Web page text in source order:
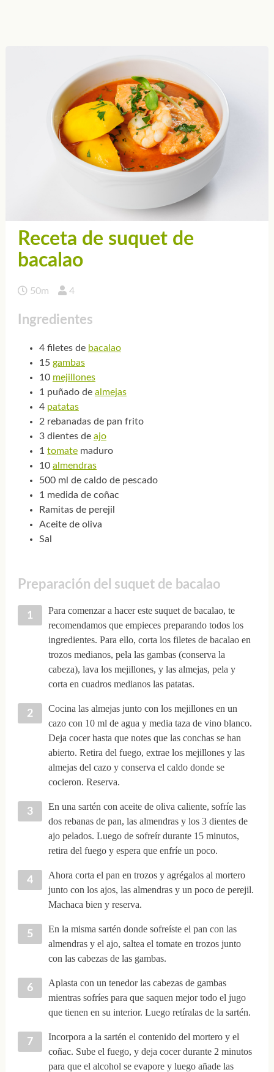
Receta de suquet de
bacalao
50m 4
Ingredientes
4 filetes de bacalao
15 gambas
10 mejillones
1 puñado de almejas
4 patatas
2 rebanadas de pan frito
3 dientes de ajo
1 tomatemaduro
10 almendras
500 ml de caldo de pescado
1 medida de coñac
Ramitas de perejil
Aceite de oliva
Sal
Preparación del suquet de bacalao
Para comenzar a hacer este suquet de bacalao, te
recomendamos que empieces preparando todos los
ingredientes. Para ello, corta los filetes de bacalao en
trozos medianos, pela las gambas (conserva la
cabeza), lava los mejillones, y las almejas, pela y
corta en cuadros medianos las patatas.
Cocina las almejas junto con los mejillones en un
cazo con 10 ml de agua y media taza de vino blanco.
Deja cocer hasta que notes que las conchas se han
abierto. Retira del fuego, extrae los mejillones y las
almejas del cazo y conserva el caldo donde se
cocieron. Reserva.
En una sartén con aceite de oliva caliente, sofríe las
dos rebanas de pan, las almendras y los 3 dientes de
ajo pelados. Luego de sofreír durante 15 minutos,
retira del fuego y espera que enfríe un poco.
Ahora corta el pan en trozos y agrégalos al mortero
junto con los ajos, las almendras y un poco de perejil.
Machaca bien y reserva.
En la misma sartén donde sofreíste el pan con las
almendras y el ajo, saltea el tomate en trozos junto
con las cabezas de las gambas.
Aplasta con un tenedor las cabezas de gambas
mientras sofríes para que saquen mejor todo el jugo
que tienen en su interior. Luego retíralas de la sartén.
Incorpora a la sartén el contenido del mortero y el
coñac. Sube el fuego, y deja cocer durante 2 minutos
para que el alcohol se evapore y luego añade las